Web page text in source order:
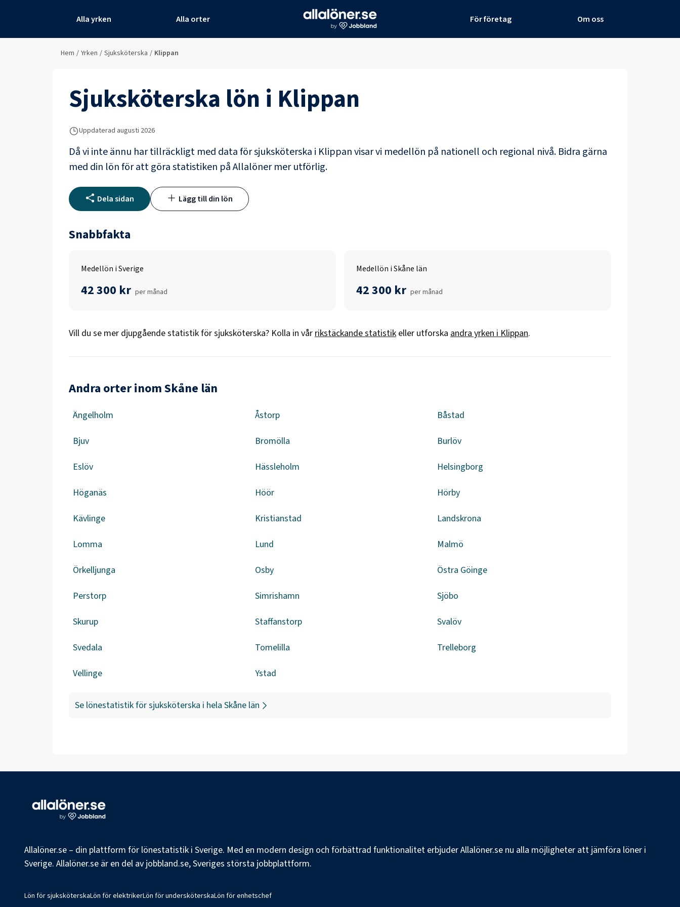
Alla yrken Alla orter För företag Om oss
Hem / Yrken / Sjuksköterska / Klippan
Sjuksköterska lön i Klippan
Uppdaterad augusti 2026
Då vi inte ännu har tillräckligt med data försjuksköterska i Klippanvisar vi medellön på nationell och regional nivå. Bidra gärna
med din lön för att göra statistiken på Allalöner mer utförlig.
Dela sidan Lägg till din lön
Snabbfakta
Medellön i Sverige
42 300 kr per månad
Medellön i Skåne län
42 300 kr per månad
Vill du se mer djupgående statistik försjuksköterska? Kolla in vårrikstäckande statistik eller utforska andra yrken iKlippan.
Andra orter inom Skåne län
Ängelholm Åstorp Båstad
Bjuv Bromölla Burlöv
Eslöv Hässleholm Helsingborg
Höganäs Höör Hörby
Kävlinge Kristianstad Landskrona
Lomma Lund Malmö
Örkelljunga Osby Östra Göinge
Perstorp Simrishamn Sjöbo
Skurup Staffanstorp Svalöv
Svedala Tomelilla Trelleborg
Vellinge Ystad
Se lönestatistik försjuksköterska i hela Skåne län
Allalöner.se – din plattform för lönestatistik i Sverige. Med en modern design och förbättrad funktionalitet erbjuder Allalöner.se nu alla möjligheter att jämföra löner i
Sverige. Allalöner.se är en del av jobbland.se, Sveriges största jobbplattform.
Lön för sjuksköterskaLön för elektrikerLön för undersköterskaLön för enhetschef